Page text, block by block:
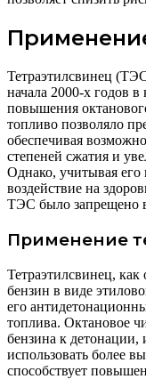
Тетраэтилсвинец
начала 2000-х годов в
повышения
топливо позволяло
обеспечивая
степеней сжатия и
Однако, учитывая его
воздействие на
ТЭС было запрещено
Применение
Тетраэтилсвинец, как
бензин в виде
его
топлива. Октановое
бензина к детонации,
использовать более
способствует